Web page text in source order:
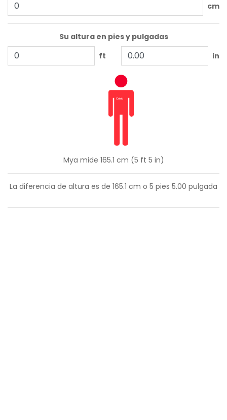
cm
Su altura en pies y pulgadas
ft
in
Mya mide 165.1 cm (5 ft 5 in)
La diferencia de altura es de 165.1 cm o 5 pies 5.00 pulgada